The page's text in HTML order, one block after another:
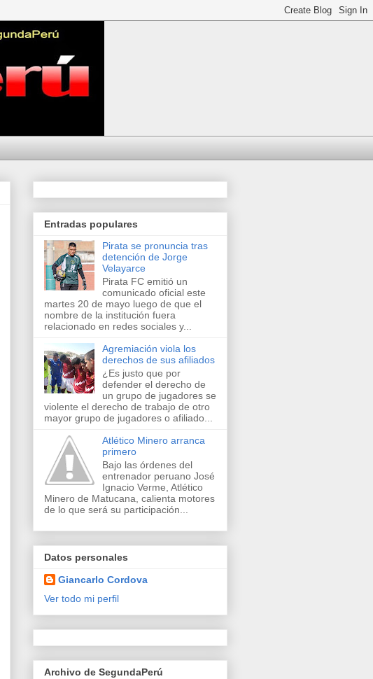
Entradas populares
Pirata se pronuncia tras
detención de Jorge
Velayarce
Pirata FC emitió un
comunicado oficial este
martes 20 de mayo luego de que el
nombre de la institución fuera
relacionado en redes sociales y...
Agremiación viola los
derechos de sus afiliados
¿Es justo que por
defender el derecho de
un grupo de jugadores se
violente el derecho de trabajo de otro
mayor grupo de jugadores o afiliado...
Atlético Minero arranca
primero
Bajo las órdenes del
entrenador peruano José
Ignacio Verme, Atlético
Minero de Matucana, calienta motores
de lo que será su participación...
Datos personales
Giancarlo Cordova
Ver todo mi perfil
Archivo de SegundaPerú